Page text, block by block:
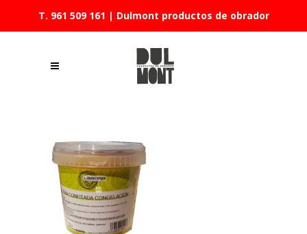
T. 961 509 161 | Dulmont productos de obrador